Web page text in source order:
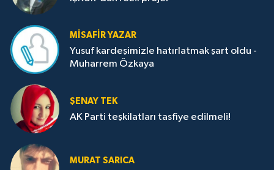
MISAFIR YAZAR
Yusuf kardeşimizle hatırlatmak şart oldu -
Muharrem Özkaya
ŞENAY TEK
AK Parti teşkilatları tasfiye edilmeli!
MURAT SARICA